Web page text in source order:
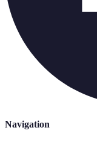
Navigation